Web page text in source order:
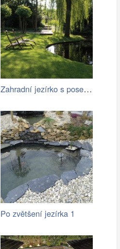
Zahradní jezírko s posezením ve stínu
Po zvětšení jezírka 1